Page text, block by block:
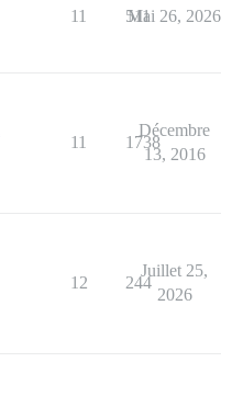
11 511
Mai 26, 2026
11 1738
Décembre
13, 2016
12 244
Juillet 25,
2026